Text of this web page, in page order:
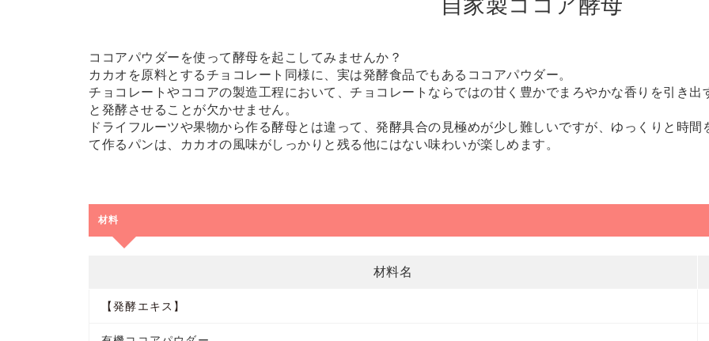
自家製ココア酵母
ココアパウダーを使って酵母を起こしてみませんか？
カカオを原料とするチョコレート同様に、実は発酵食品でもあるココアパウダー。
チョコレートやココアの製造工程において、チョコレートならではの甘く豊かでまろやかな香りを引き
と発酵させることが欠かせません。
ドライフルーツや果物から作る酵母とは違って、発酵具合の見極めが少し難しいですが、ゆっくりと時
て作るパンは、カカオの風味がしっかりと残る他にはない味わいが楽しめます。
材料
材料名
【発酵エキス】